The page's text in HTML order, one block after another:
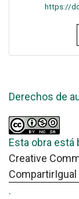
https://
Derechos de
Esta obra está
Creative
CompartirIgual
.